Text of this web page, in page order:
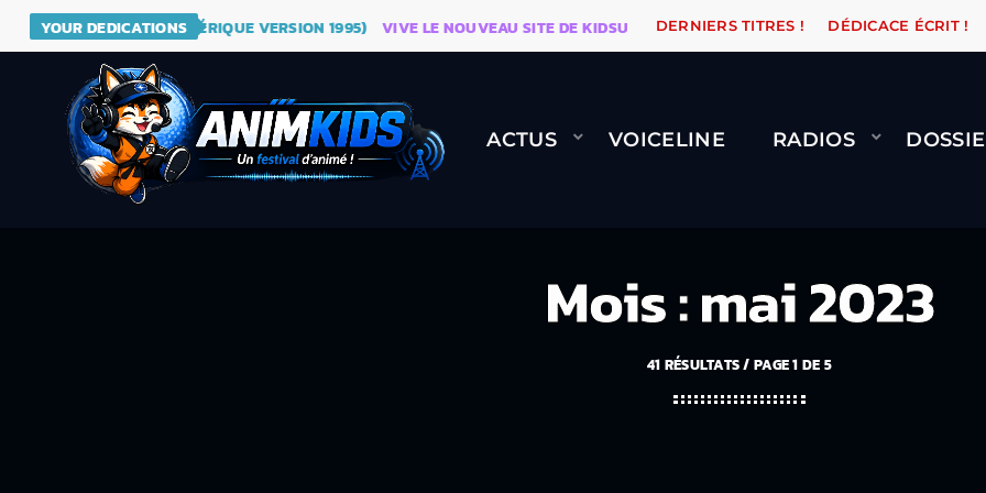
YOUR DEDICATIONS
BALL (GÉNÉRIQUE VERSION 1995) VIVE LE NOUVEAU SITE DE KIDSUNE WARÉTRO ORANGE ROAD QUI
DERNIERS TITRES ! DÉDICACE ÉCRIT !
ACTUS VOICELINE RADIOS
Mois : mai 2023
41 RÉSULTATS / PAGE 1 DE 5